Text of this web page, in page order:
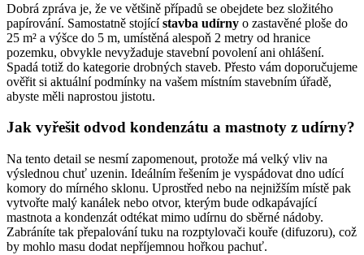
Dobrá zpráva je, že ve většině případů se obejdete bez složitého
papírování. Samostatně stojícístavba udírny o zastavěné ploše do
25 m² a výšce do 5 m, umístěná alespoň 2 metry od hranice
pozemku, obvykle nevyžaduje stavební povolení ani ohlášení.
Spadá totiž do kategorie drobných staveb. Přesto vám doporučujeme
ověřit si aktuální podmínky na vašem místním stavebním úřadě,
abyste měli naprostou jistotu.
Jak vyřešit odvod kondenzátu a mastnoty z udírny?
Na tento detail se nesmí zapomenout, protože má velký vliv na
výslednou chuť uzenin. Ideálním řešením je vyspádovat dno udící
komory do mírného sklonu. Uprostřed nebo na nejnižším místě pak
vytvořte malý kanálek nebo otvor, kterým bude odkapávající
mastnota a kondenzát odtékat mimo udírnu do sběrné nádoby.
Zabráníte tak přepalování tuku na rozptylovači kouře (difuzoru), což
by mohlo masu dodat nepříjemnou hořkou pachuť.